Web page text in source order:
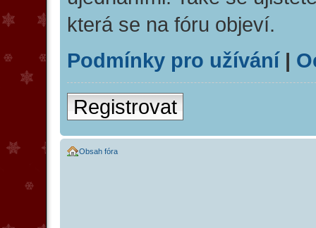
která se na fóru objeví.
Podmínky pro užívání|
Registrovat
Obsah fóra